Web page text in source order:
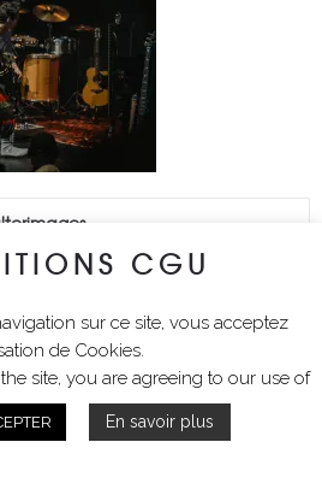
CGU
sur ce site, vous acceptez
de Cookies.
site, you are agreeing to our use of
En savoir plus